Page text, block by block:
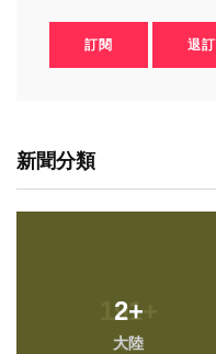
訂閱 退訂
新聞分類
2+
大陸